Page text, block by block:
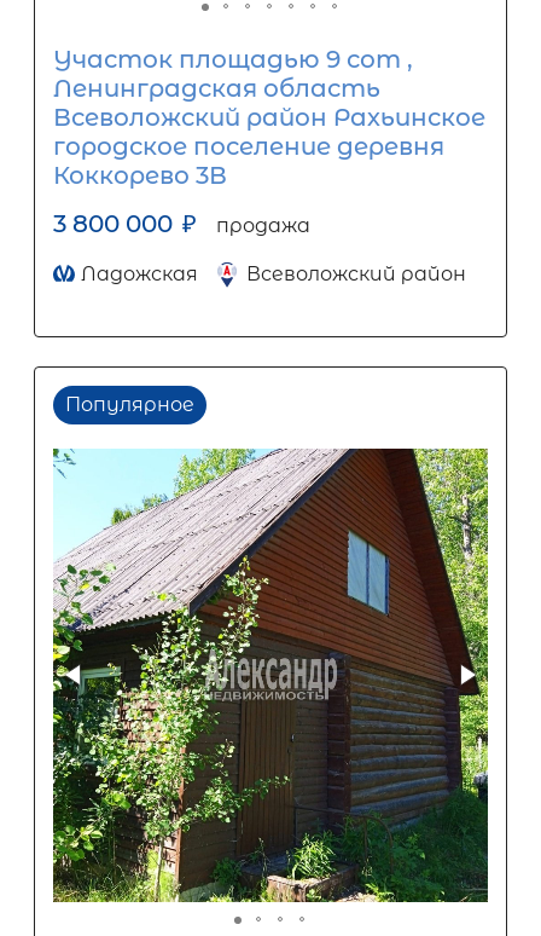
Участок площадью 9 сот ,
Ленинградская область
Всеволожский район Рахьинское
городское поселение деревня
Коккорево 3В
3 800 000 ₽ продажа
Ладожская Всеволожский район
Популярное